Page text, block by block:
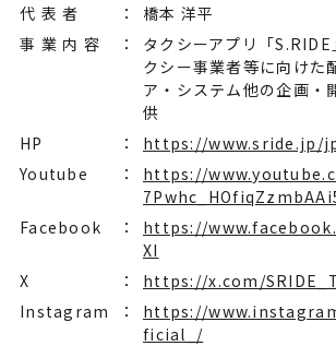
代 表 者
：
橋本 洋平
事 業 内 容
：
タクシーアプリ「
クシー事業者等に向けた
ア・システム他の企画・
供
HP
：
https://www.sride.jp/
Youtube
：
https://
Facebook
：
https://
XI
X
：
https://x.com/
Instagram
：
https://
ficial_/